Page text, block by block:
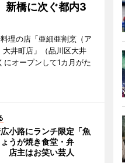
橋に次ぐ都内3
理の店「亜細亜割烹（ア
井町店」（品川区大井
にオープンして1カ月がた
小路にランチ限定「魚
うが焼き食堂・弁
店主はお笑い芸人